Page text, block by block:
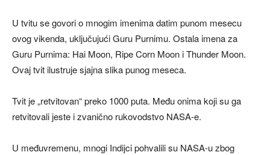
U tvitu se govori o mnogim imenima datim punom mesecu
ovog vikenda, uključujući Guru Purnimu. Ostala imena za
Guru Purnima: Hai Moon, Ripe Corn Moon i Thunder Moon.
Ovaj tvit ilustruje sjajna slika punog meseca.
Tvit je „retvitovan“ preko 1000 puta. Među onima koji su ga
retvitovali jeste i zvanično rukovodstvo NASA-e.
U međuvremenu, mnogi Indijci pohvalili su NASA-u zbog